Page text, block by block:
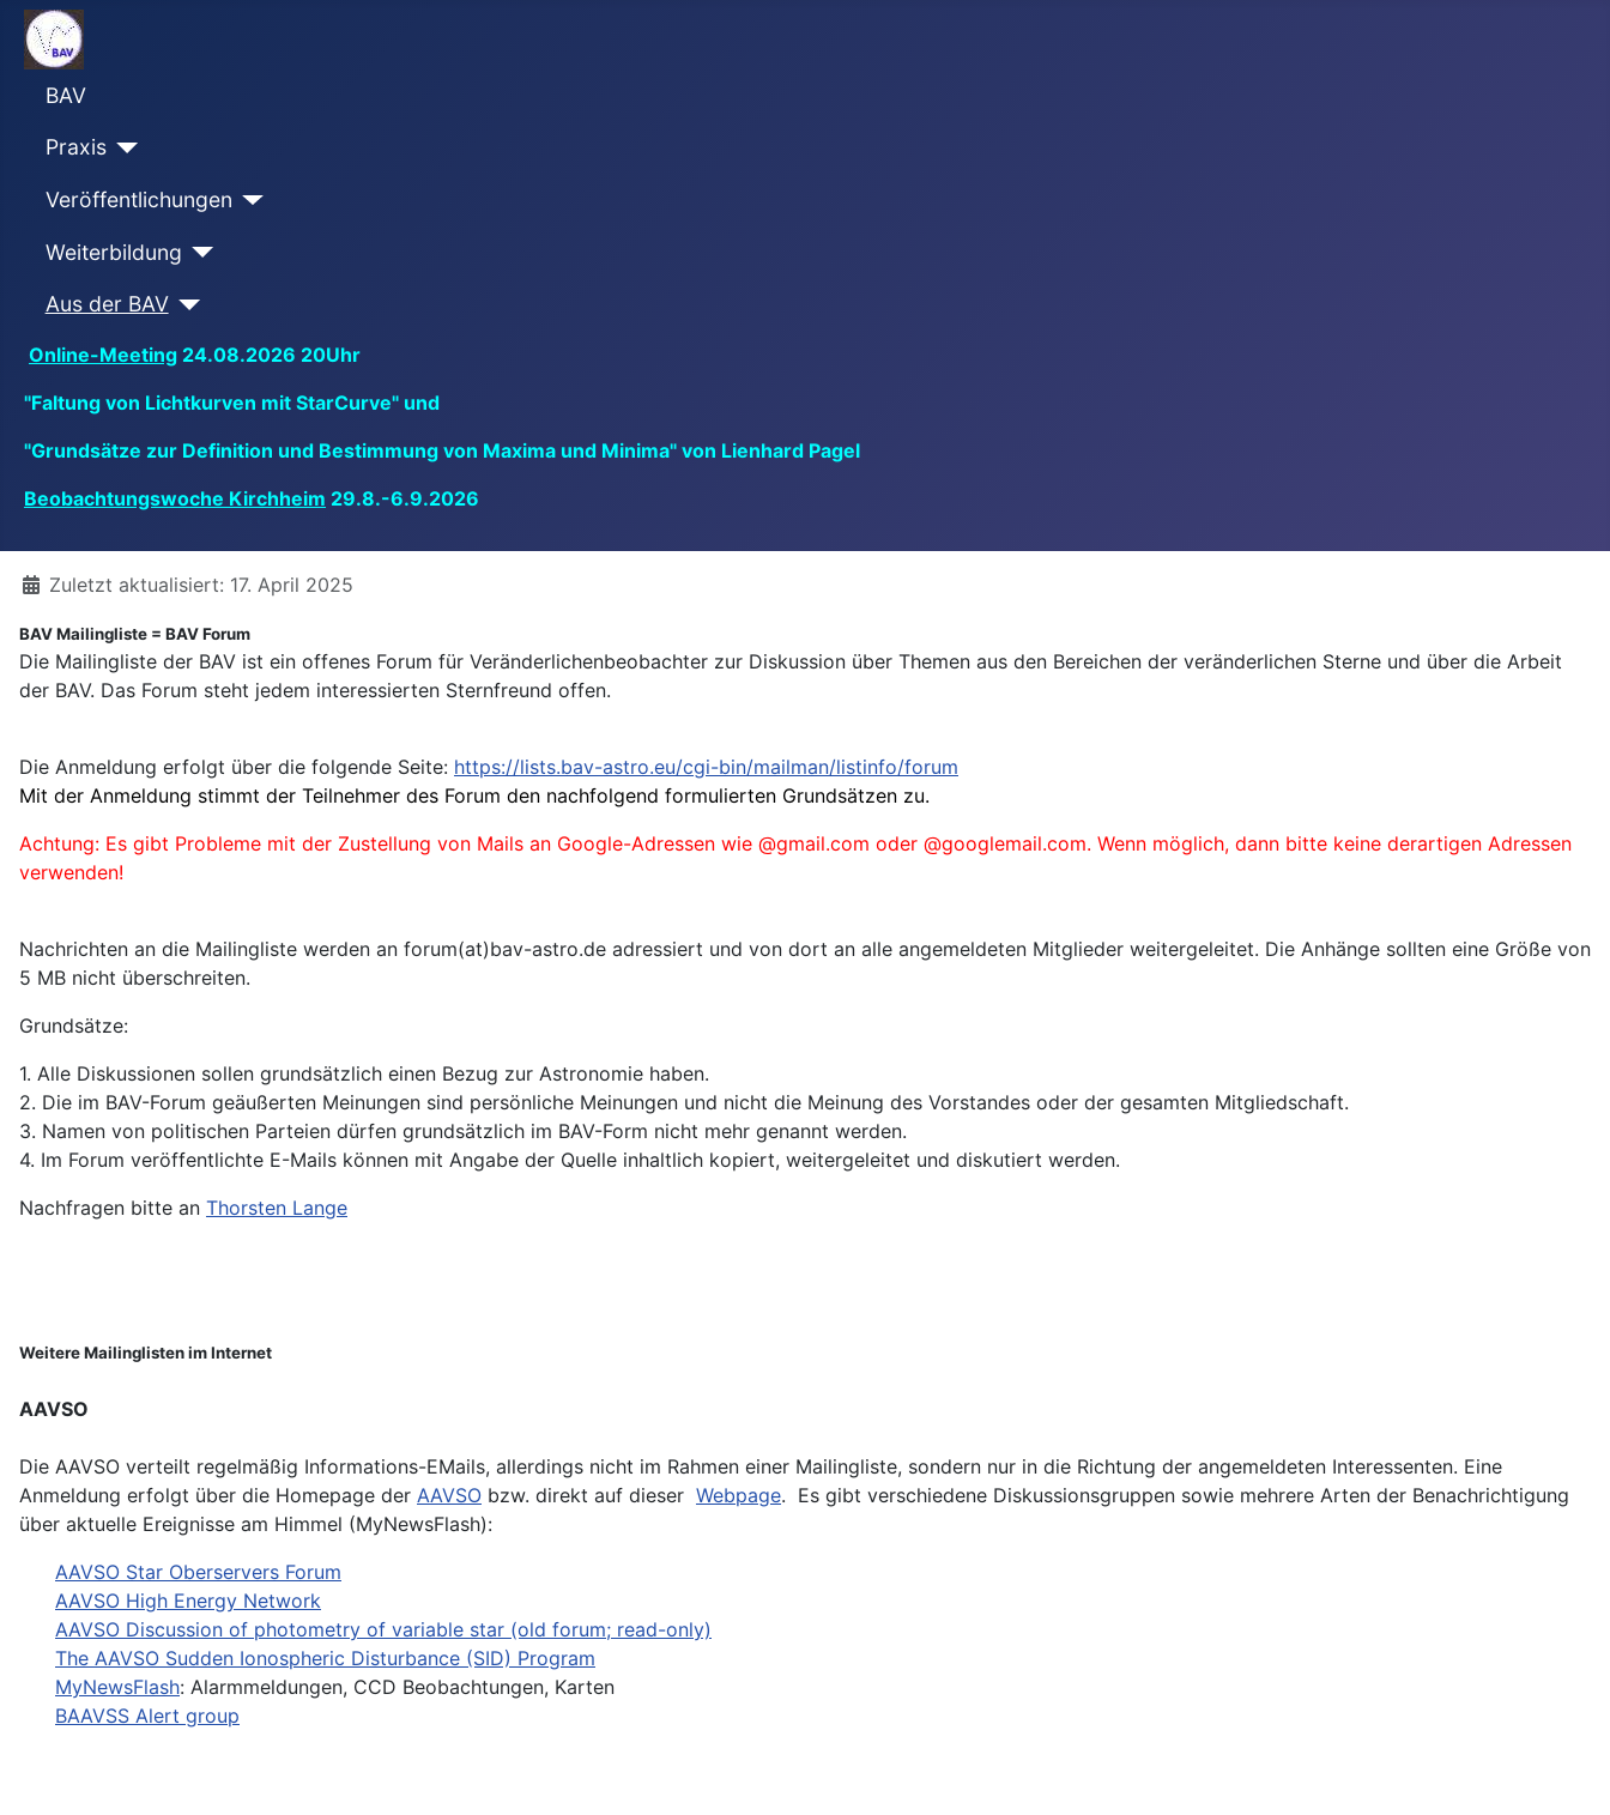
BAV
Praxis
Veröffentlichungen
Weiterbildung
Aus der BAV
Online-Meeting 24.08.2026 20Uhr
"Faltung von Lichtkurven mit StarCurve" und
"Grundsätze zur Definition und Bestimmung von Maxima und Minima" von Lienhard Pagel
Beobachtungswoche Kirchheim 29.8.-6.9.2026
DetailsZuletzt aktualisiert: 17. April 2025
BAV Mailingliste = BAV Forum
Die Mailingliste der BAV ist ein offenes Forum für Veränderlichenbeobachter zur Diskussion über Themen aus den Bereichen der veränderlichen Sterne und über die Arbeit
der BAV. Das Forum steht jedem interessierten Sternfreund offen.
Die Anmeldung erfolgt über die folgende Seite: https://lists.bav-astro.eu/cgi-bin/mailman/listinfo/forum
Mit der Anmeldung stimmt der Teilnehmer des Forum den nachfolgend formulierten Grundsätzen zu.
Achtung: Es gibt Probleme mit der Zustellung von Mails an Google-Adressen wie @gmail.com oder @googlemail.com. Wenn möglich, dann bitte keine derartigen Adressen
verwenden!
Nachrichten an die Mailingliste werden an forum(at)bav-astro.de adressiert und von dort an alle angemeldeten Mitglieder weitergeleitet. Die Anhänge sollten eine Größe von
5 MB nicht überschreiten.
Grundsätze:
1. Alle Diskussionen sollen grundsätzlich einen Bezug zur Astronomie haben.
2. Die im BAV-Forum geäußerten Meinungen sind persönliche Meinungen und nicht die Meinung des Vorstandes oder der gesamten Mitgliedschaft.
3. Namen von politischen Parteien dürfen grundsätzlich im BAV-Form nicht mehr genannt werden.
4. Im Forum veröffentlichte E-Mails können mit Angabe der Quelle inhaltlich kopiert, weitergeleitet und diskutiert werden.
Nachfragen bitte an Thorsten Lange
Weitere Mailinglisten im Internet
AAVSO
Die AAVSO verteilt regelmäßig Informations-EMails, allerdings nicht im Rahmen einer Mailingliste, sondern nur in die Richtung der angemeldeten Interessenten. Eine
Anmeldung erfolgt über die Homepage der AAVSO bzw. direkt auf dieser Webpage. Es gibt verschiedene Diskussionsgruppen sowie mehrere Arten der Benachrichtigung
über aktuelle Ereignisse am Himmel (MyNewsFlash):
AAVSO Star Oberservers Forum
AAVSO High Energy Network
AAVSO Discussion of photometry of variable star (old forum; read-only)
The AAVSO Sudden Ionospheric Disturbance (SID) Program
MyNewsFlash: Alarmmeldungen, CCD Beobachtungen, Karten
BAAVSS Alert group